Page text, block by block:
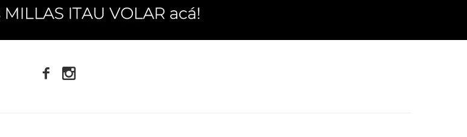
 